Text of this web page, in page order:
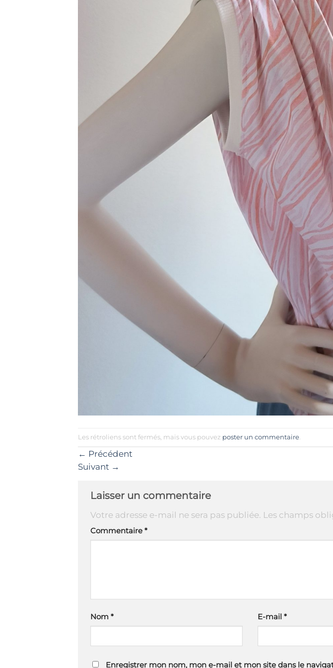
Les rétroliens sont fermés, mais vous pouvez poster un commentaire
← Précédent
Suivant →
Laisser un commentaire
Votre adresse e-mail ne sera pas publiée. Les champs
Commentaire *
Nom * E-mail *
Enregistrer mon nom, mon e-mail et mon site dans le